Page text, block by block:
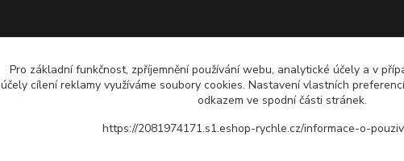
Pro základní funkčnost, zpříjemnění používání webu, analytické účely a v
účely cílení reklamy využíváme soubory cookies. Nastavení vlastních
odkazem ve spodní části stránek.
https://2081974171.s1.eshop-rychle.cz/informace-o-